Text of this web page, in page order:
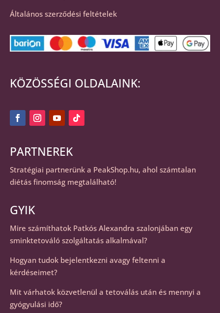
Általános szerződési feltételek
KÖZÖSSÉGI OLDALAINK:
PARTNEREK
Stratégiai partnerünk a PeakShop.hu, ahol számtalan
diétás finomság megtalálható!
GYIK
Mire számíthatok Patkós Alexandra szalonjában egy
sminktetováló szolgáltatás alkalmával?
Hogyan tudok bejelentkezni avagy feltenni a
kérdéseimet?
Mit várhatok közvetlenül a tetoválás után és mennyi a
gyógyulási idő?